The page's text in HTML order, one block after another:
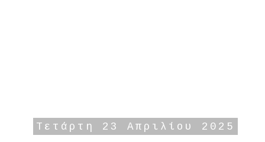
Τετάρτη 23 Απριλίου 2025